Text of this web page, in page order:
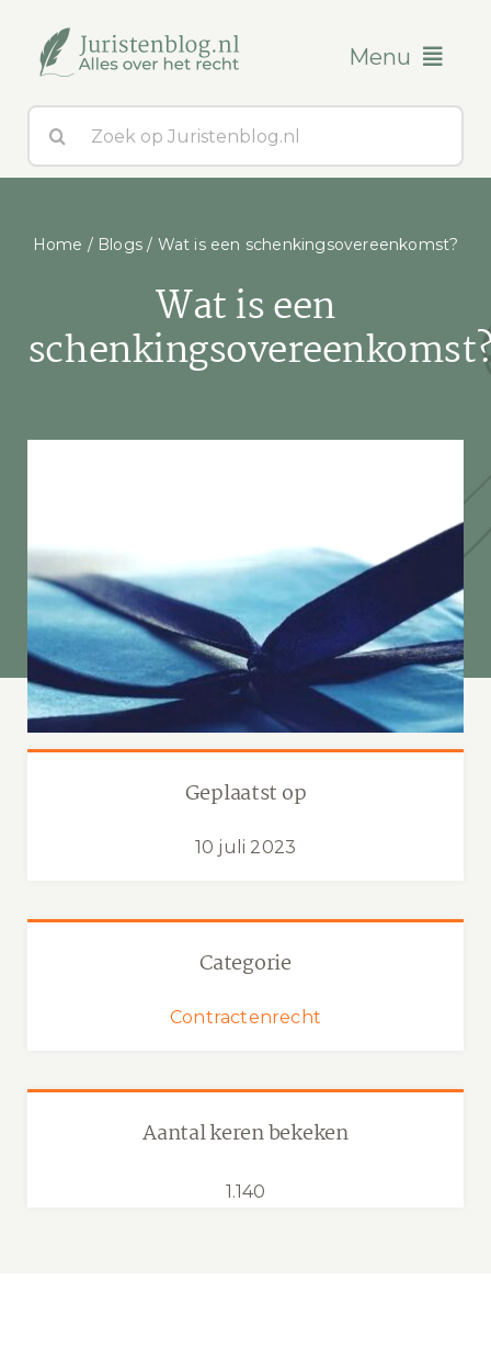
inhoud
Menu
Blogs
naar:
Home / Blogs / Wat is een schenkingsovereenkomst?
Wat is een
Categorie
Contractenrecht
Geplaatst op
10 juli 2023
Aantal keren bekeken
1.140